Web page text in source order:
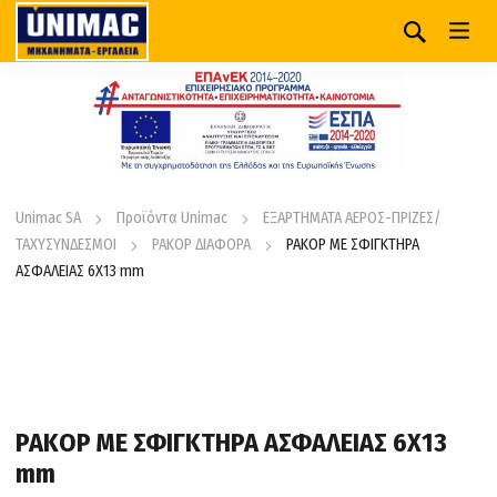
Unimac SA Προϊόντα Unimac
ΕΞΑΡΤΗΜΑΤΑ ΑΕΡΟΣ-ΠΡΙΖΕΣ/
ΤΑΧΥΣΥΝΔΕΣΜΟΙ
ΡΑΚΟΡ ΔΙΑΦΟΡΑ
ΡΑΚΟΡ ΜΕ ΣΦΙΓΚΤΗΡΑ
ΑΣΦΑΛΕΙΑΣ 6Χ13 mm
ΡΑΚΟΡ ΜΕ ΣΦΙΓΚΤΗΡΑ ΑΣΦΑΛΕΙΑΣ 6Χ13
mm